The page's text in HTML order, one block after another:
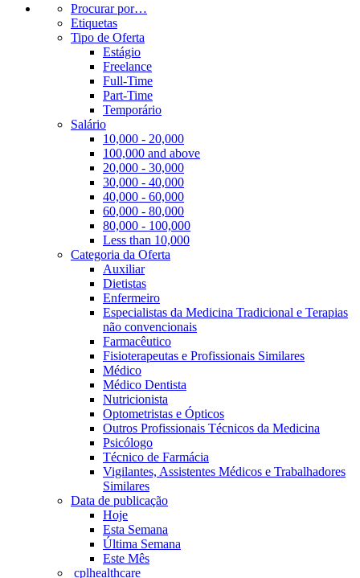
Procurar por…
Etiquetas
Tipo de Oferta
Estágio
Freelance
Full-Time
Part-Time
Temporário
Salário
10,000 - 20,000
100,000 and above
20,000 - 30,000
30,000 - 40,000
40,000 - 60,000
60,000 - 80,000
80,000 - 100,000
Less than 10,000
Categoria da Oferta
Auxiliar
Dietistas
Enfermeiro
Especialistas da Medicina Tradicional e Terapias
não convencionais
Farmacêutico
Fisioterapeutas e Profissionais Similares
Médico
Médico Dentista
Nutricionista
Optometristas e Ópticos
Outros Profissionais Técnicos da Medicina
Psicólogo
Técnico de Farmácia
Vigilantes, Assistentes Médicos e Trabalhadores
Similares
Data de publicação
Hoje
Esta Semana
Última Semana
Este Mês
‎ cplhealthcare‬